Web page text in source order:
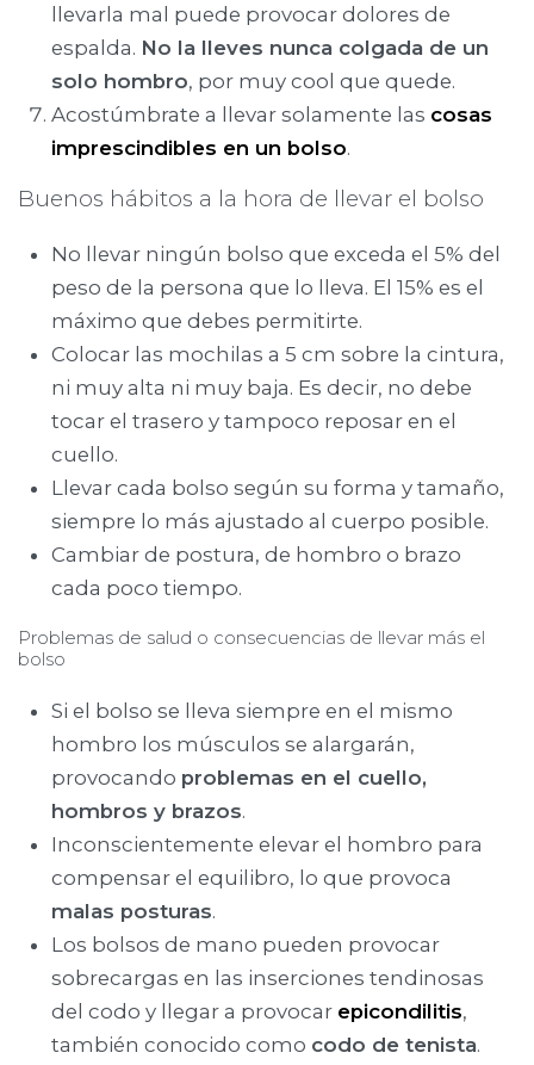
llevarla mal puede provocar dolores de
espalda. No la lleves nunca colgada de un
solo hombro, por muy cool que quede.
Acostúmbrate a llevar solamente las cosas
imprescindibles en un bolso.
Buenos hábitos a la hora de llevar el bolso
No llevar ningún bolso que exceda el 5% del
peso de la persona que lo lleva. El 15% es el
máximo que debes permitirte.
Colocar las mochilas a 5 cm sobre la cintura,
ni muy alta ni muy baja. Es decir, no debe
tocar el trasero y tampoco reposar en el
cuello.
Llevar cada bolso según su forma y tamaño,
siempre lo más ajustado al cuerpo posible.
Cambiar de postura, de hombro o brazo
cada poco tiempo.
Problemas de salud o consecuencias de llevar más el
bolso
Si el bolso se lleva siempre en el mismo
hombro los músculos se alargarán,
provocando problemas en el cuello,
hombros y brazos.
Inconscientemente elevar el hombro para
compensar el equilibro, lo que provoca
malas posturas.
Los bolsos de mano pueden provocar
sobrecargas en las inserciones tendinosas
del codo y llegar a provocar epicondilitis,
también conocido como codo de tenista.